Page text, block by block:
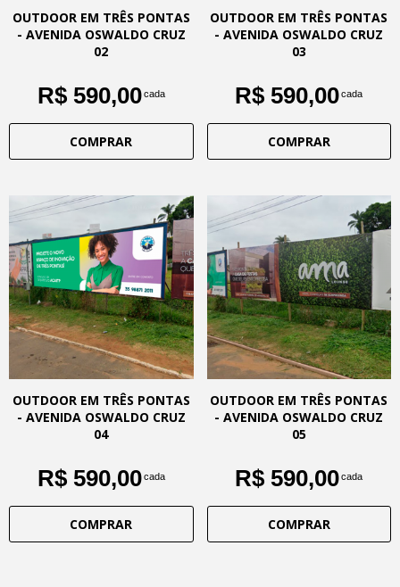
OUTDOOR EM TRÊS PONTAS
- AVENIDA OSWALDO CRUZ
02
R$ 590,00cada
COMPRAR
OUTDOOR EM TRÊS PONTAS
- AVENIDA OSWALDO CRUZ
03
R$ 590,00cada
COMPRAR
OUTDOOR EM TRÊS PONTAS
- AVENIDA OSWALDO CRUZ
04
R$ 590,00cada
COMPRAR
OUTDOOR EM TRÊS PONTAS
- AVENIDA OSWALDO CRUZ
05
R$ 590,00cada
COMPRAR